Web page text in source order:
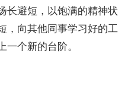
长避短，以饱满的精神状
，向其他同事学习好的工
一个新的台阶。